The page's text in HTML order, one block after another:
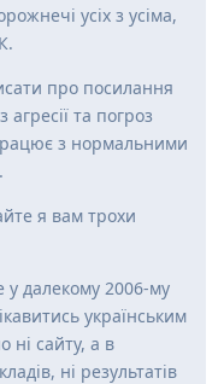
усіх з усіма,
про посилання
та погроз
з нормальними
я вам трохи
далекому 2006-му
українським
ні сайту, а в
ні результатів